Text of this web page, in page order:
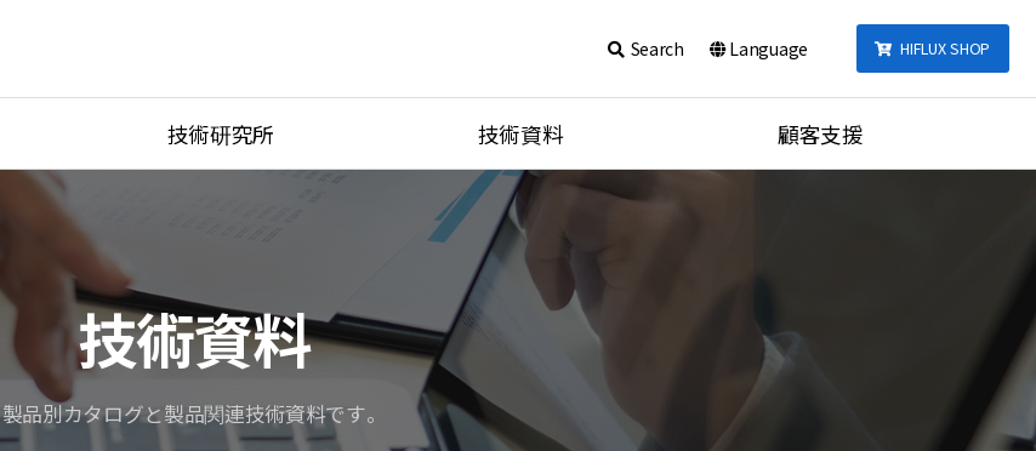
HIFLUX SHOP
Search Language
技術研究所 技術資料
Product Catalog
製品締結法
PORT TYPE
温度別圧力データ
単位変換器
Tubing Connections Torque
顧客支援
統合検索
技術資料
製品別カタログと製品関連技術資料です。